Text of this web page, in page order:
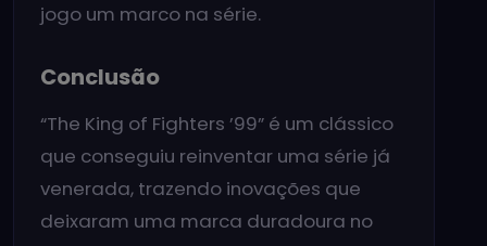
jogo um marco na série.
Conclusão
“The King of Fighters ’99” é um clássico
que conseguiu reinventar uma série já
venerada, trazendo inovações que
deixaram uma marca duradoura no